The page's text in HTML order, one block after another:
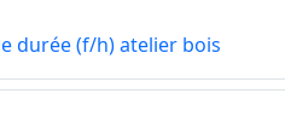
durée (f/h) atelier bois